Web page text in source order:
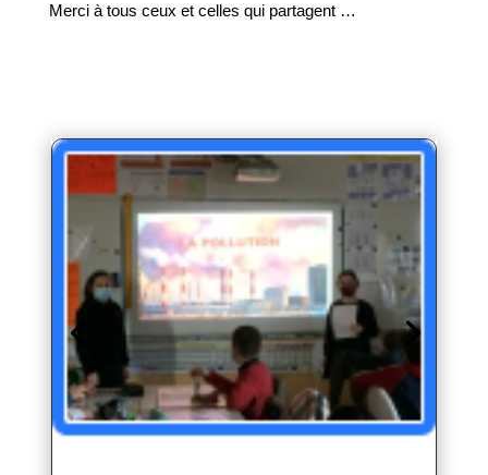
Merci à tous ceux et celles qui partagent …